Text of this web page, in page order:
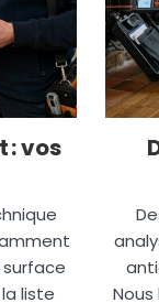
: vos
surface
liste